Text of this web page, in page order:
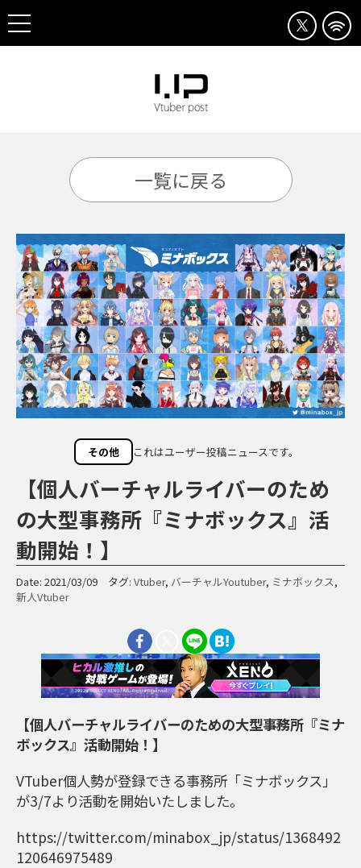
一覧に戻る
その他 これはユーザー投稿ニュースです。
【個人バーチャルライバーのため
の大型事務所『ミナボックス』活
動開始！】
Date: 2021/03/09 タグ: Vtuber, バーチャルYoutuber, ミナボックス,
新人Vtuber
【個人バーチャルライバーのための大型事務所『ミナ
ボックス』活動開始！】
VTuber個人勢が登録できる事務所「ミナボックス」
が3/7より活動を開始いたしました。
https://twitter.com/minabox_jp/status/1368492
120646975489